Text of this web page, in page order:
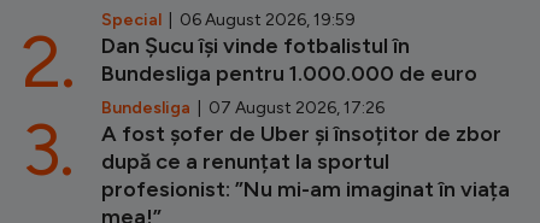
Special | 06 August 2026, 19:59
Dan Șucu își vinde fotbalistul în
Bundesliga pentru 1.000.000 de euro
Bundesliga | 07 August 2026, 17:26
2.
A fost șofer de Uber și însoțitor de zbor
după ce a renunțat la sportul
profesionist: ”Nu mi-am imaginat în viața
mea!”
3.